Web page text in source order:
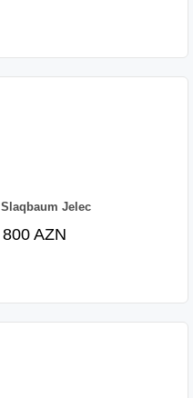
Slaqbaum Jelec
800 AZN